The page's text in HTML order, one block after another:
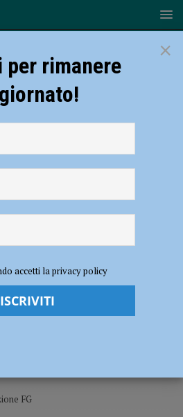
45 a Rivergaro: grave centauro,
e una moto sulla
FG
×
rimanere
accetti la privacy policy